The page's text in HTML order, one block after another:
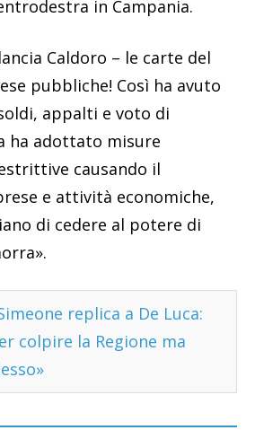
in Campania.
Caldoro – le carte del
pubbliche! Così ha avuto
appalti e voto di
ha adottato misure
causando il
e attività economiche,
di cedere al potere di
replica a De Luca:
colpire la Regione ma